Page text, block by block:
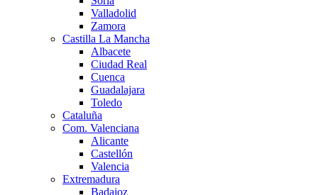
Valladolid
Zamora
Castilla La Mancha
Albacete
Ciudad Real
Cuenca
Guadalajara
Toledo
Cataluña
Com. Valenciana
Alicante
Castellón
Valencia
Extremadura
Badajoz